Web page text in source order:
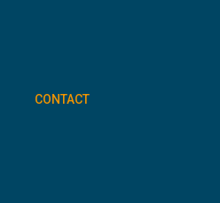
CONTACT